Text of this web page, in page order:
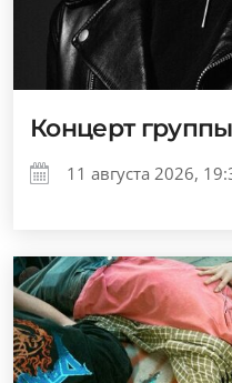
Концерт
11 августа 2026,